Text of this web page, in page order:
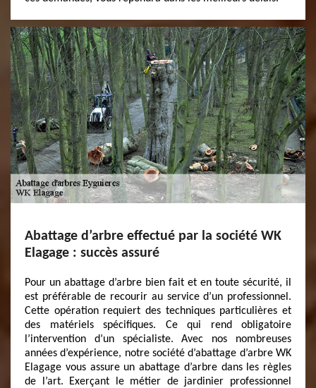
Abattage d’arbre effectué par la société WK
Elagage : succès assuré
Pour un abattage d’arbre bien fait et en toute sécurité, il
est préférable de recourir au service d’un professionnel.
Cette opération requiert des techniques particulières et
des matériels spécifiques. Ce qui rend obligatoire
l’intervention d’un spécialiste. Avec nos nombreuses
années d’expérience, notre société d’abattage d’arbre WK
Elagage vous assure un abattage d’arbre dans les règles
de l’art. Exerçant le métier de jardinier professionnel